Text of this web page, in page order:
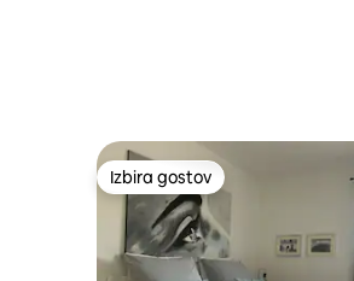
Izbira gostov
Izbira gostov